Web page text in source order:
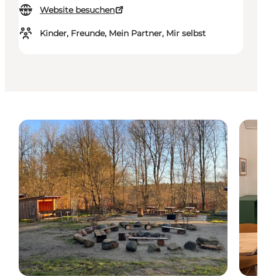
Website besuchen
Kinder, Freunde, Mein Partner, Mir selbst